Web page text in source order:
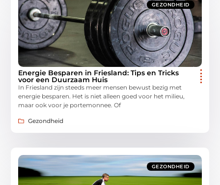
GEZONDHEID
Energie Besparen in Friesland: Tips en Tricks
voor een Duurzaam Huis
In Friesland zijn steeds meer mensen bewust bezig met
energie besparen. Het is niet alleen goed voor het milieu,
maar ook voor je portemonnee. Of
Gezondheid
GEZONDHEID